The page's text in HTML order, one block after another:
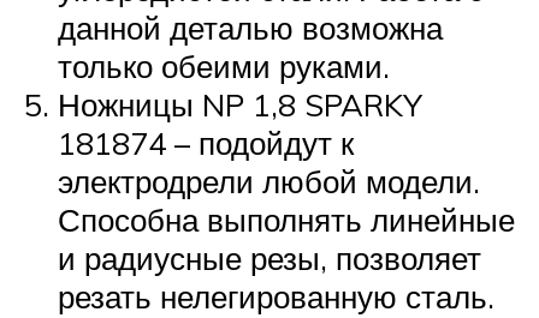
данной деталью возможна
только обеими руками.
Ножницы NP 1,8 SPARKY
181874 – подойдут к
электродрели любой модели.
Способна выполнять линейные
и радиусные резы, позволяет
резать нелегированную сталь.